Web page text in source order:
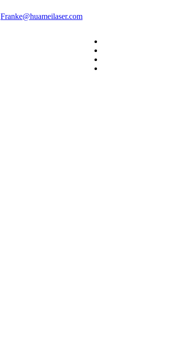
Franke@huameilaser.com